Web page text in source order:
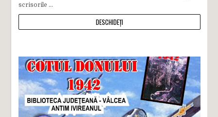
scrisorile ...
DESCHIDEȚI